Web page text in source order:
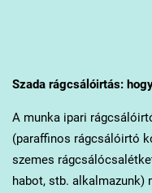
Szadarágcsálóirtás:
A munka ipari
(paraffinos rágcsálóirtó
szemes
habot, stb. alkalmazunk)